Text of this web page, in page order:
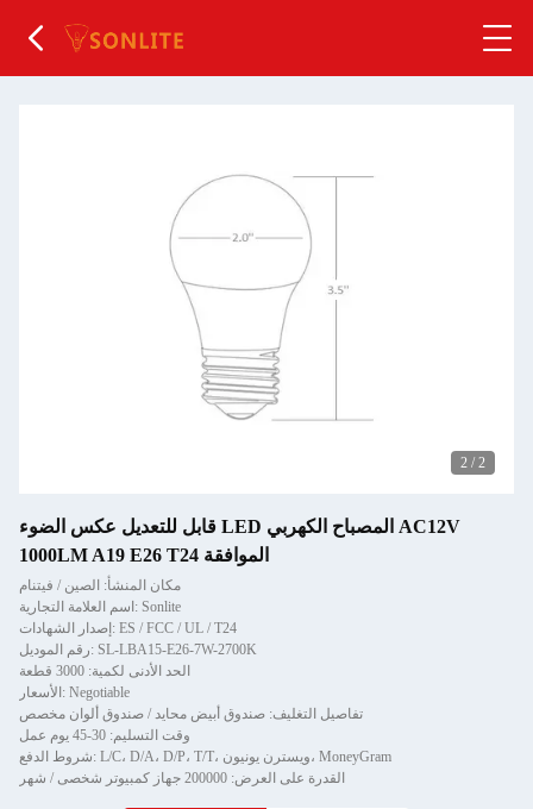
2 / 2
قابل للتعديل عكس الضوء LED المصباح الكهربي AC12V
1000LM A19 E26 T24 الموافقة
مكان المنشأ: الصين / فيتنام
اسم العلامة التجارية: Sonlite
إصدار الشهادات: ES / FCC / UL / T24
رقم الموديل: SL-LBA15-E26-7W-2700K
الحد الأدنى لكمية: 3000 قطعة
الأسعار: Negotiable
تفاصيل التغليف: صندوق أبيض محايد / صندوق ألوان مخصص
وقت التسليم: 30-45 يوم عمل
شروط الدفع: L/C، D/A، D/P، T/T، ويسترن يونيون، MoneyGram
القدرة على العرض: 200000 جهاز كمبيوتر شخصى / شهر